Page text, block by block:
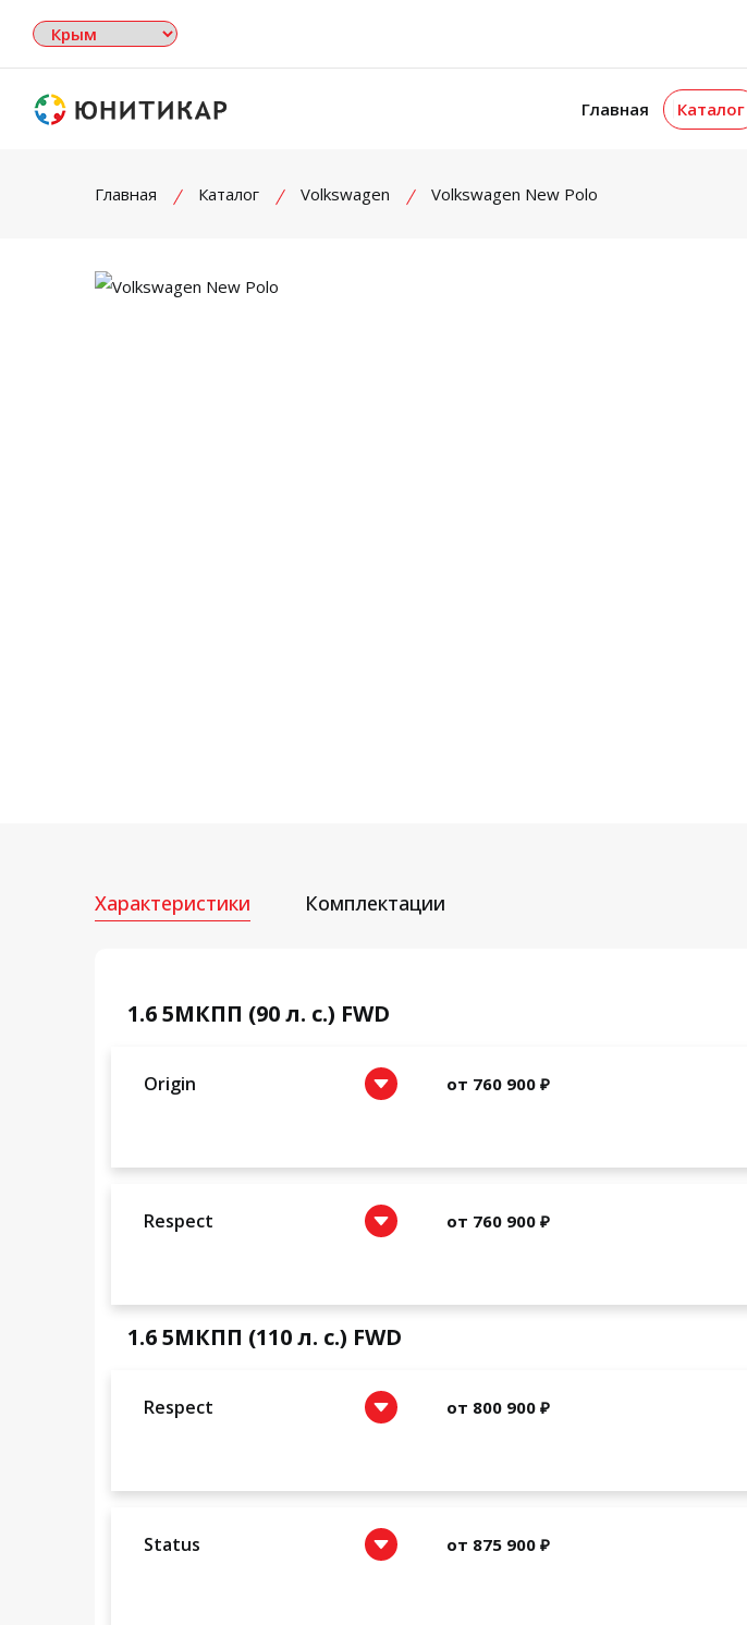
Главная Каталог
Главная Каталог Volkswagen Volkswagen New Polo
Характеристики Комплектации
1.6 5МКПП (90 л. с.) FWD
Origin от 760 900 ₽
Respect от 760 900 ₽
1.6 5МКПП (110 л. с.) FWD
Respect от 800 900 ₽
Status от 875 900 ₽